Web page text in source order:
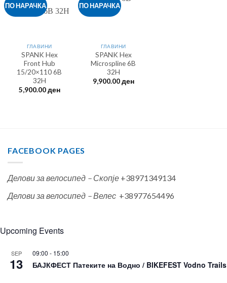
ПО НАРАЧКА
ГЛАВИНИ
SPANK Hex
Front Hub
15/20×110 6B
32H
5,900.00ден
ПО НАРАЧКА
ГЛАВИНИ
SPANK Hex
Microspline 6B
32H
9,900.00ден
FACEBOOK PAGES
Делови за велосипед – Скопје +38971349134
Делови за велосипед – Велес +38977654496
Upcoming Events
SEP
13
09:00 - 15:00
БАЈКФЕСТ Патеките на Водно / BIKEFEST Vodno Trails